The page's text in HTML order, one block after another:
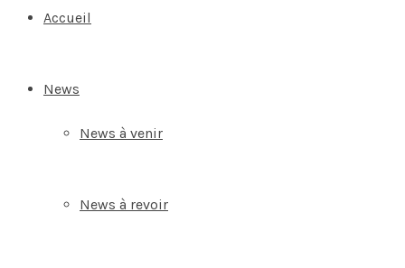
Accueil
News
News à venir
News à revoir